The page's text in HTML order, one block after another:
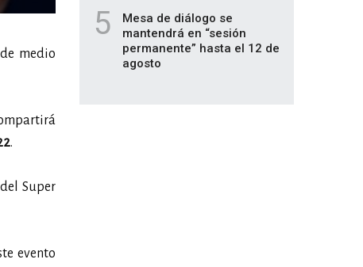
medio
.
Super
evento
5
Mesa de diálogo se
mantendrá en “sesión
permanente” hasta el 12 de
agosto